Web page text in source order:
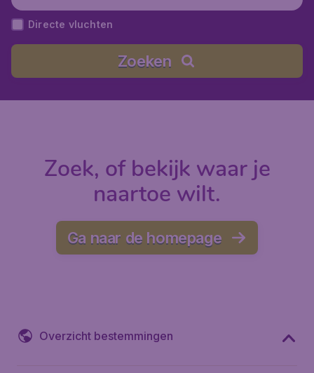
Directe vluchten
Zoeken
Zoek, of bekijk waar je
naartoe wilt.
Ga naar de homepage
Overzicht bestemmingen